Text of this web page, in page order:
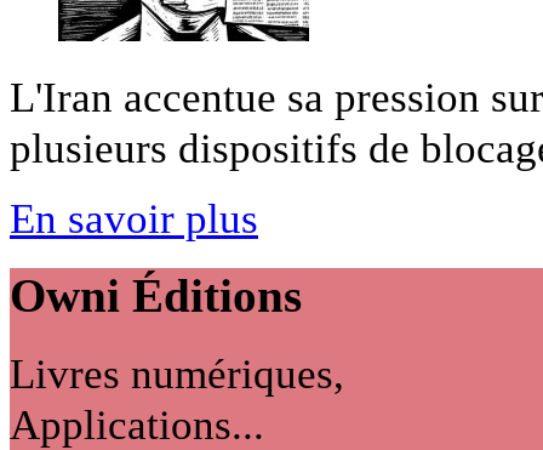
L'Iran accentue sa pression
plusieurs dispositifs de
En savoir plus
Owni Éditions
Livres numériques,
Applications...